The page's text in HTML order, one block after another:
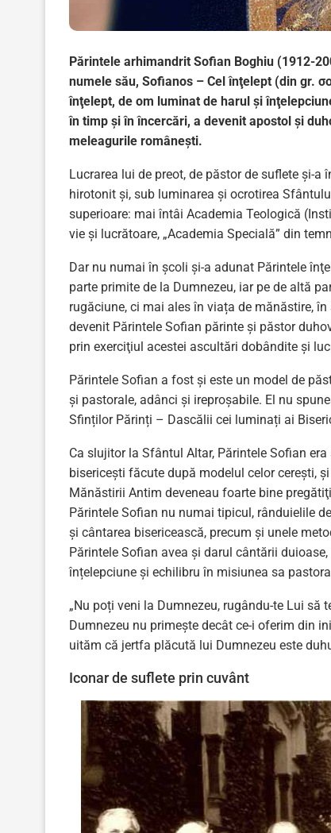
Părintele arhimandrit Sofian Boghiu (1912-
numele său, Sofianos – Cel înţelept (din gr.
înţelept, de om luminat de harul şi
în timp şi în încercări, a devenit apostol şi
meleagurile româneşti.
Lucrarea lui de preot, de păstor de suflete şi-
hirotonit şi, sub luminarea și ocrotirea
superioare: mai întâi Academia Teologică
vie şi lucrătoare, „Academia Specială” din
Dar nu numai în şcoli şi-a adunat Părintele
parte primite de la Dumnezeu, iar pe de altă
rugăciune, ci mai ales în viața de mănăstire,
devenit Părintele Sofian părinte și păstor
prin exerciţiul acestei ascultări dobândite și
Părintele Sofian a fost și este un model de
și pastorale, adânci și ireproșabile. El nu
Sfinților Părinți – Dascălii cei luminați ai
Ca slujitor la Sfântul Altar, Părintele Sofian
bisericești făcute după modelul celor cereşti,
Mănăstirii Antim deveneau foarte bine
Părintele Sofian nu numai tipicul, rânduielile
şi cântarea bisericească, precum și unele
Părintele Sofian avea şi darul cântării
înțelepciune și echilibru în misiunea sa
„Nu poți veni la Dumnezeu, rugându-te Lui
Dumnezeu nu primește decât ce-i oferim din
uităm că jertfa plăcută lui Dumnezeu este
Iconar de suflete prin cuvânt